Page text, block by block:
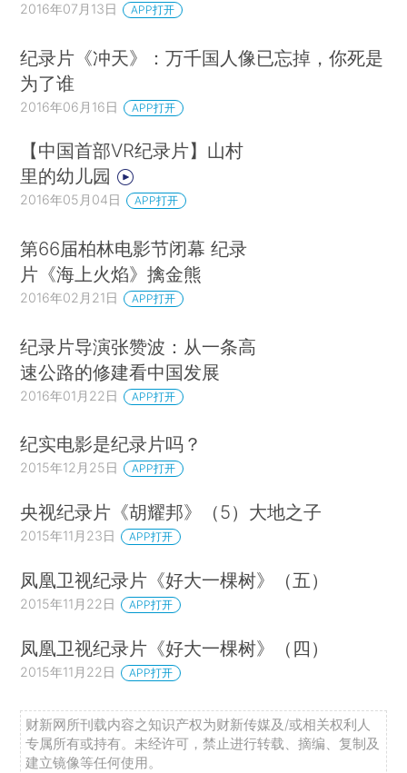
2016年07月13日 APP打开
纪录片《冲天》：万千国人像已忘掉，你死是
为了谁
2016年06月16日 APP打开
【中国首部VR纪录片】山村
里的幼儿园
2016年05月04日 APP打开
第66届柏林电影节闭幕 纪录
片《海上火焰》擒金熊
2016年02月21日 APP打开
纪录片导演张赞波：从一条高
速公路的修建看中国发展
2016年01月22日 APP打开
纪实电影是纪录片吗？
2015年12月25日 APP打开
央视纪录片《胡耀邦》（5）大地之子
2015年11月23日 APP打开
凤凰卫视纪录片《好大一棵树》（五）
2015年11月22日 APP打开
凤凰卫视纪录片《好大一棵树》（四）
2015年11月22日 APP打开
财新网所刊载内容之知识产权为财新传媒及/或相关权利人
专属所有或持有。未经许可，禁止进行转载、摘编、复制及
建立镜像等任何使用。